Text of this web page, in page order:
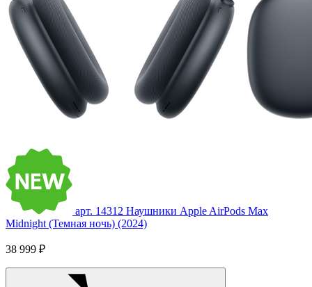
арт. 14312 Наушники Apple AirPods Max
Midnight (Темная ночь) (2024)
38 999 ₽